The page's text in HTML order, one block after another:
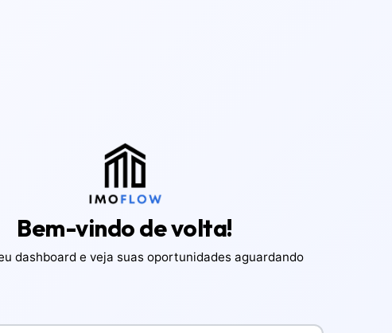
Bem-vindo de volta!
dashboard e veja suas oportunidades aguardando